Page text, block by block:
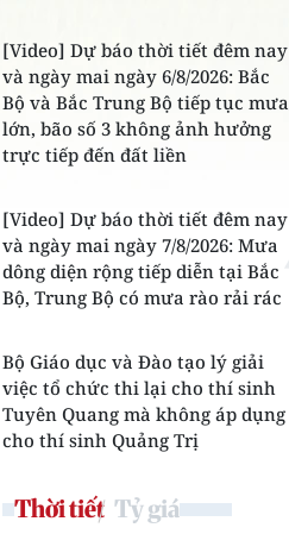
[Video] Dự báo thời tiết đêm nay
và ngày mai ngày 6/8/2026: Bắc
Bộ và Bắc Trung Bộ tiếp tục mưa
lớn, bão số 3 không ảnh hưởng
trực tiếp đến đất liền
[Video] Dự báo thời tiết đêm nay
và ngày mai ngày 7/8/2026: Mưa
dông diện rộng tiếp diễn tại Bắc
Bộ, Trung Bộ có mưa rào rải rác
Bộ Giáo dục và Đào tạo lý giải
việc tổ chức thi lại cho thí sinh
Tuyên Quang mà không áp dụng
cho thí sinh Quảng Trị
Thời tiết Tỷ giá